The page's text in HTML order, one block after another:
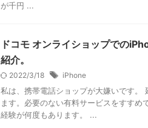
が千円 ...
ドコモ オンライショップでの
紹介。
2022/3/18 iPhone
私は、携帯電話ショップが大嫌いです。
ます。必要のない有料サービスをすすめ
経験が何度もあります。 ...